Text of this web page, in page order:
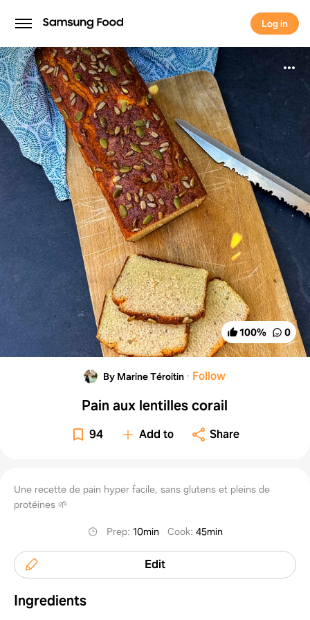
Log in
Log in
100% 0
By Marine Téroitin · Follow
Pain aux lentilles corail
94 Add to Share
Une recette de pain hyper facile, sans glutens et pleins de
protéines 🌱
Prep: 10min Cook: 45min
Edit
Ingredients